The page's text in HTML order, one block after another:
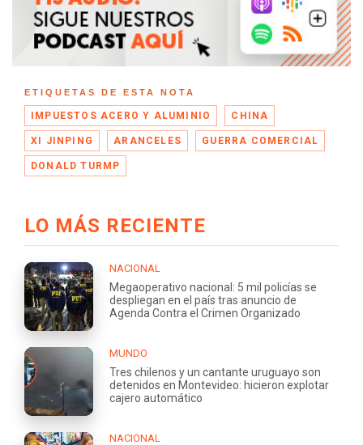
ETIQUETAS DE ESTA NOTA
IMPUESTOS ACERO Y ALUMINIO CHINA
XI JINPING ARANCELES GUERRA COMERCIAL
DONALD TURMP
LO MÁS RECIENTE
NACIONAL
Megaoperativo nacional: 5 mil policías se
despliegan en el país tras anuncio de
Agenda Contra el Crimen Organizado
MUNDO
Tres chilenos y un cantante uruguayo son
detenidos en Montevideo: hicieron explotar
cajero automático
NACIONAL